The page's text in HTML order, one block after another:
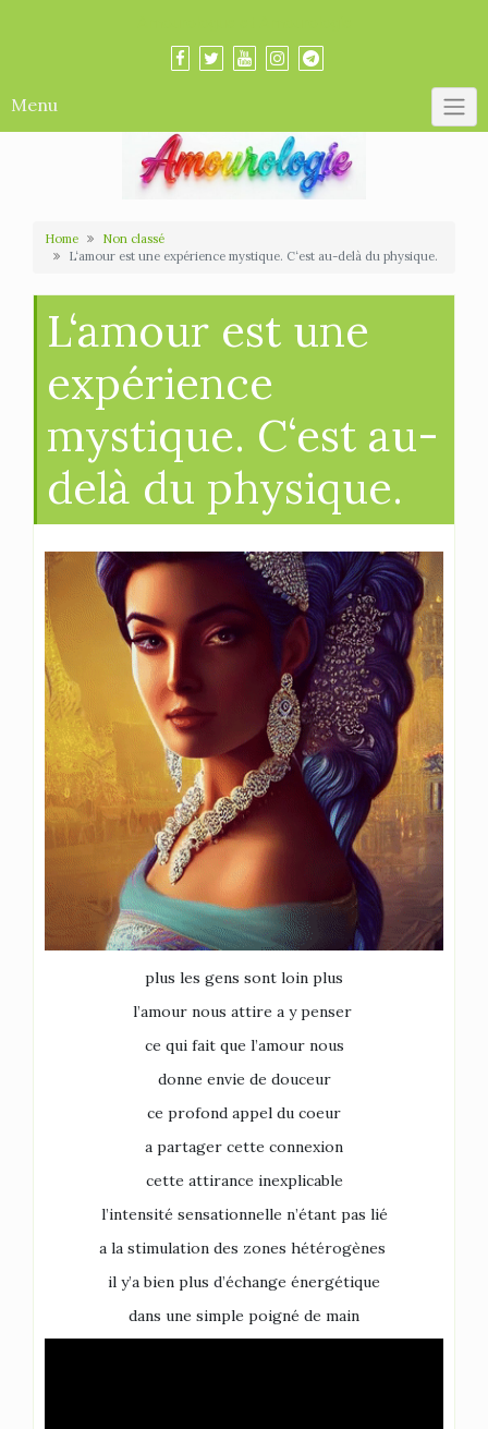
Menu
Home
Non classé
L‘amour est une expérience mystique. C‘est au-delà du physique.
L‘amour est une
expérience
mystique. C‘est au-
delà du physique.
plus les gens sont loin plus
l’amour nous attire a y penser
ce qui fait que l’amour nous
donne envie de douceur
ce profond appel du coeur
a partager cette connexion
cette attirance inexplicable
l’intensité sensationnelle n’étant pas lié
a la stimulation des zones hétérogènes
il y’a bien plus d’échange énergétique
dans une simple poigné de main